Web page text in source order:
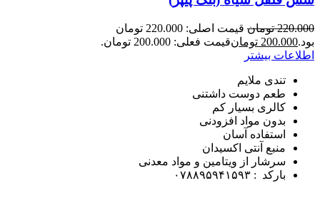
220.000 تومان
قیمت اصلی: 220.000 تومان
بود.200.000 تومانقیمت فعلی: 200.000 تومان.
اطلاعات بیشتر
تندی ملایم
طعم دوست داشتنی
کالری بسیار کم
بدون مواد افزودنی
استفاده آسان
منبع آنتی اکسیدان
سرشار از ویتامین و مواد معدنی
بارکد : ۰۷۸۸۹۵۹۴۱۵۹۳